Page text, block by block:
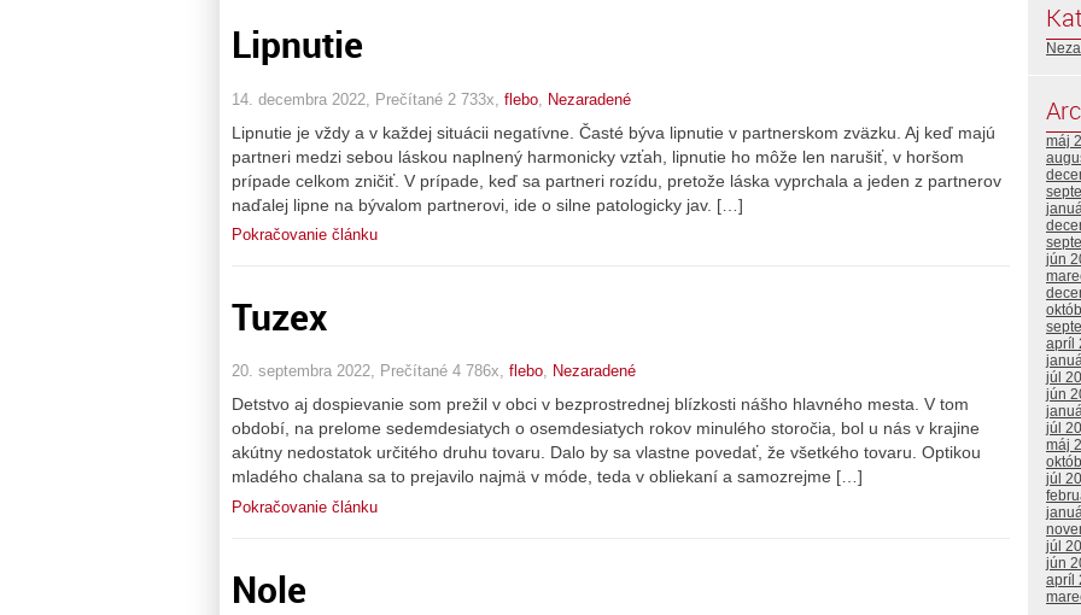
Lipnutie
14. decembra 2022, Prečítané 2 733x, flebo Nezaradené
Lipnutie je vždy a v každej situácii negatívne. Časté býva lipnutie v partnerskom zväzku. Aj keď majú
partneri medzi sebou láskou naplnený harmonicky vzťah, lipnutie ho môže len narušiť, v horšom
prípade celkom zničiť. V prípade, keď sa partneri rozídu, pretože láska vyprchala a jeden z partnerov
naďalej lipne na bývalom partnerovi, ide o silne patologicky jav. […]
Pokračovanie článku
Tuzex
20. septembra 2022, Prečítané 4 786x, flebo, Nezaradené
Detstvo aj dospievanie som prežil v obci v bezprostrednej blízkosti nášho hlavného mesta. V tom
období, na prelome sedemdesiatych o osemdesiatych rokov minulého storočia, bol u nás v krajine
akútny nedostatok určitého druhu tovaru. Dalo by sa vlastne povedať, že všetkého tovaru. Optikou
mladého chalana sa to prejavilo najmä v móde, teda v obliekaní a samozrejme […]
Pokračovanie článku
Nole
máj
jún
apríl
júl
jún
júl
máj
júl
júl
jún
apríl